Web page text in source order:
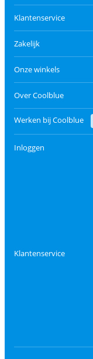
Klantenservice
Zakelijk
Onze winkels
Over Coolblue
Werken bij Coolblue
Inloggen
Klantenservice